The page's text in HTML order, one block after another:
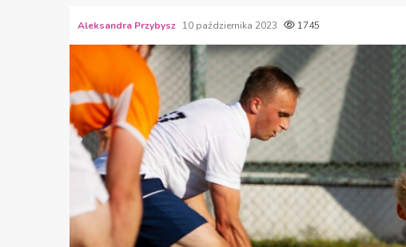
Aleksandra Przybysz 10 października 2023 1745